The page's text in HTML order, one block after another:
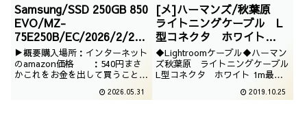
Samsung/SSD 250GB 850
EVO/MZ-
75E250B/EC/2026/2/282
980BUFFALO/電源ケーブ
ル 3ピンソケット(メス)⇔2
ピンプラグ(オ
ス)2m/BSACC0620BKA ブ
▶概要購入場所：インターネット
のamazon価格 ：540円まさ
かこれをお金を出して買うことに
手の趣味があると永遠にたまって
2026.05.31
[メ]ハーマンズ/秋葉原
ライトニングケーブル L
型コネクタ ホワイト
1m/Lightroomケーブル
◆Lightroomケーブル◆ハーマン
ズ秋葉原 ライトニングケーブル
L型コネクタ ホワイト 1m最近
ということで、度々、入用になり
2019.10.25